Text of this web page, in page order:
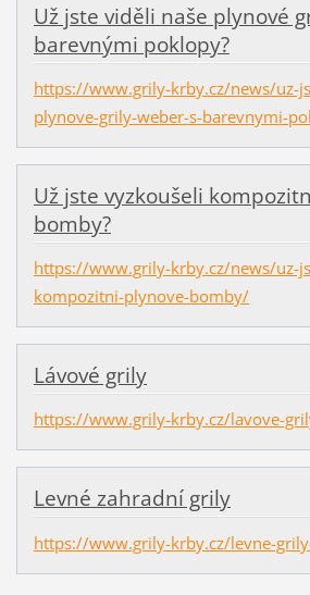
Už jste viděli naše plynové
barevnými poklopy?
https://www.grily-krby.cz/news/uz-
plynove-grily-weber-s-barevnymi-
Už jste vyzkoušeli
bomby?
https://www.grily-krby.cz/news/uz-
kompozitni-plynove-bomby/
Lávové grily
https://www.grily-krby.cz/lavove-
Levné zahradní grily
https://www.grily-krby.cz/levne-